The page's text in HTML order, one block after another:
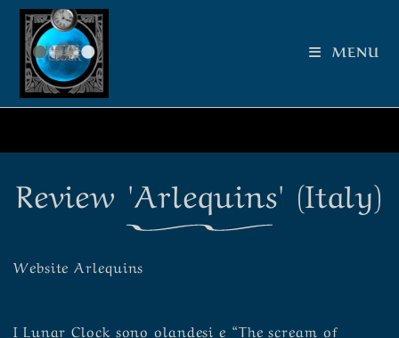
MENU
Review 'Arlequins' (Italy)
Website Arlequins
I Lunar Clock sono olandesi e “The scream of